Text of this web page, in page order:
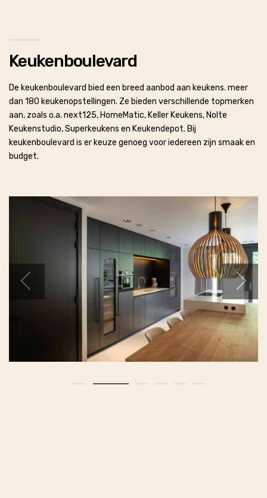
Keukenboulevard
De keukenboulevard bied een breed aanbod aan keukens. meer
dan 180 keukenopstellingen. Ze bieden verschillende topmerken
aan, zoals o.a. next125, HomeMatic, Keller Keukens, Nolte
Keukenstudio, Superkeukens en Keukendepot. Bij
keukenboulevard is er keuze genoeg voor iedereen zijn smaak en
budget.